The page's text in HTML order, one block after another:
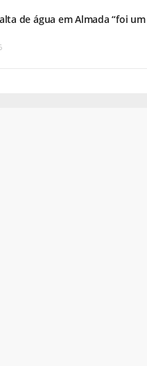
de água em Almada “foi